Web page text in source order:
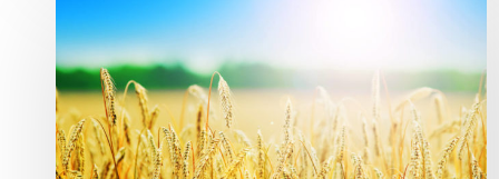
vous
le
22
mars
pour
défendre